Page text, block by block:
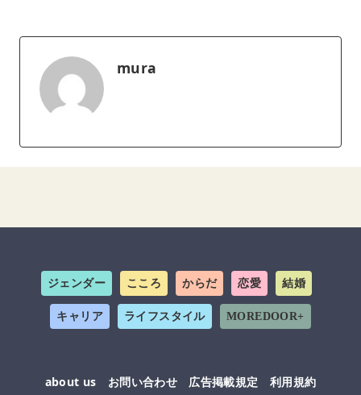
mura
ジェンダー こころ からだ 恋愛 結婚
キャリア ライフスタイル MOREDOOR+
about us お問い合わせ 広告掲載規定 利用規約